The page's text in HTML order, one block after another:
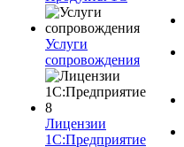
Услуги
сопровождения
Лицензии
1С:Предприятие